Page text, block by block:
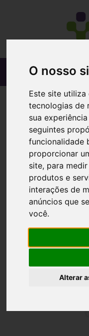
O nosso
Este site
tecnologias de
sua
seguintes
funcionalidade
proporcionar
site, para
produtos e
interações de
anúncios que
você.
Alterar